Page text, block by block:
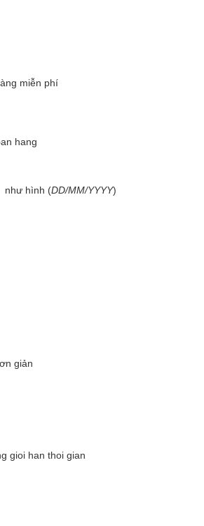
như hình (DD/MM/YYYY)